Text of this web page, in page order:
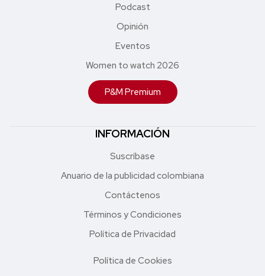
Podcast
Opinión
Eventos
Women to watch 2026
P&M Premium
INFORMACIÓN
Suscríbase
Anuario de la publicidad colombiana
Contáctenos
Términos y Condiciones
Política de Privacidad
Política de Cookies